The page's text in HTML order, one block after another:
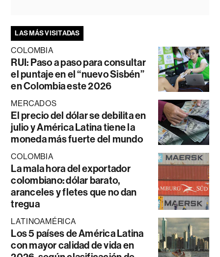
LAS MÁS VISITADAS
COLOMBIA
RUI: Paso a paso para consultar
el puntaje en el “nuevo Sisbén”
en Colombia este 2026
MERCADOS
El precio del dólar se debilita en
julio y América Latina tiene la
moneda más fuerte del mundo
COLOMBIA
La mala hora del exportador
colombiano: dólar barato,
aranceles y fletes que no dan
tregua
LATINOAMÉRICA
Los 5 países de América Latina
con mayor calidad de vida en